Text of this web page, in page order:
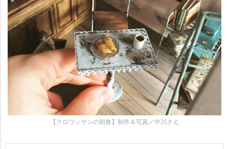
【クロワッサンの朝食】制作＆写真／中川さえ